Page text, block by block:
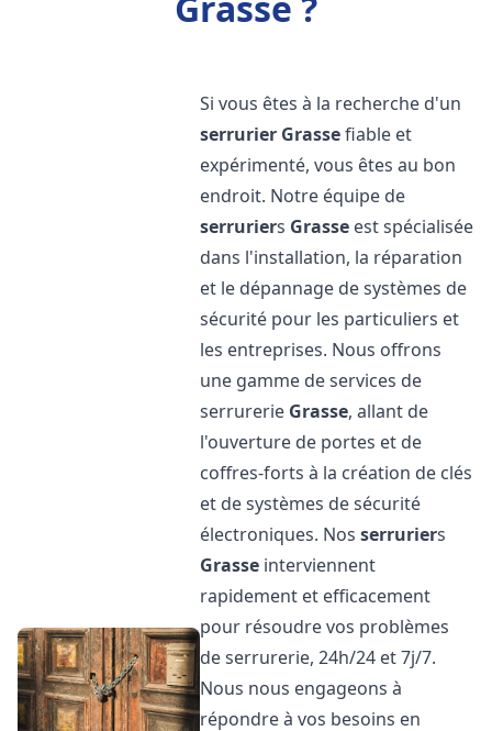
Si vous êtes à la recherche d'un
serrurier Grassefiable et
expérimenté, vous êtes au bon
endroit. Notre équipe de
serruriers Grasse est spécialisée
dans l'installation, la réparation
et le dépannage de systèmes de
sécurité pour les particuliers et
les entreprises. Nous offrons
une gamme de services de
serrurerie Grasse, allant de
l'ouverture de portes et de
coffres-forts à la création de clés
et de systèmes de sécurité
électroniques. Nosserruriers
Grasse interviennent
rapidement et efficacement
pour résoudre vos problèmes
de serrurerie, 24h/24 et 7j/7.
Nous nous engageons à
répondre à vos besoins en